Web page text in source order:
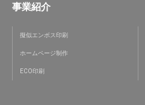
事業紹介
擬似エンボス印刷
ホームページ制作
ECO印刷